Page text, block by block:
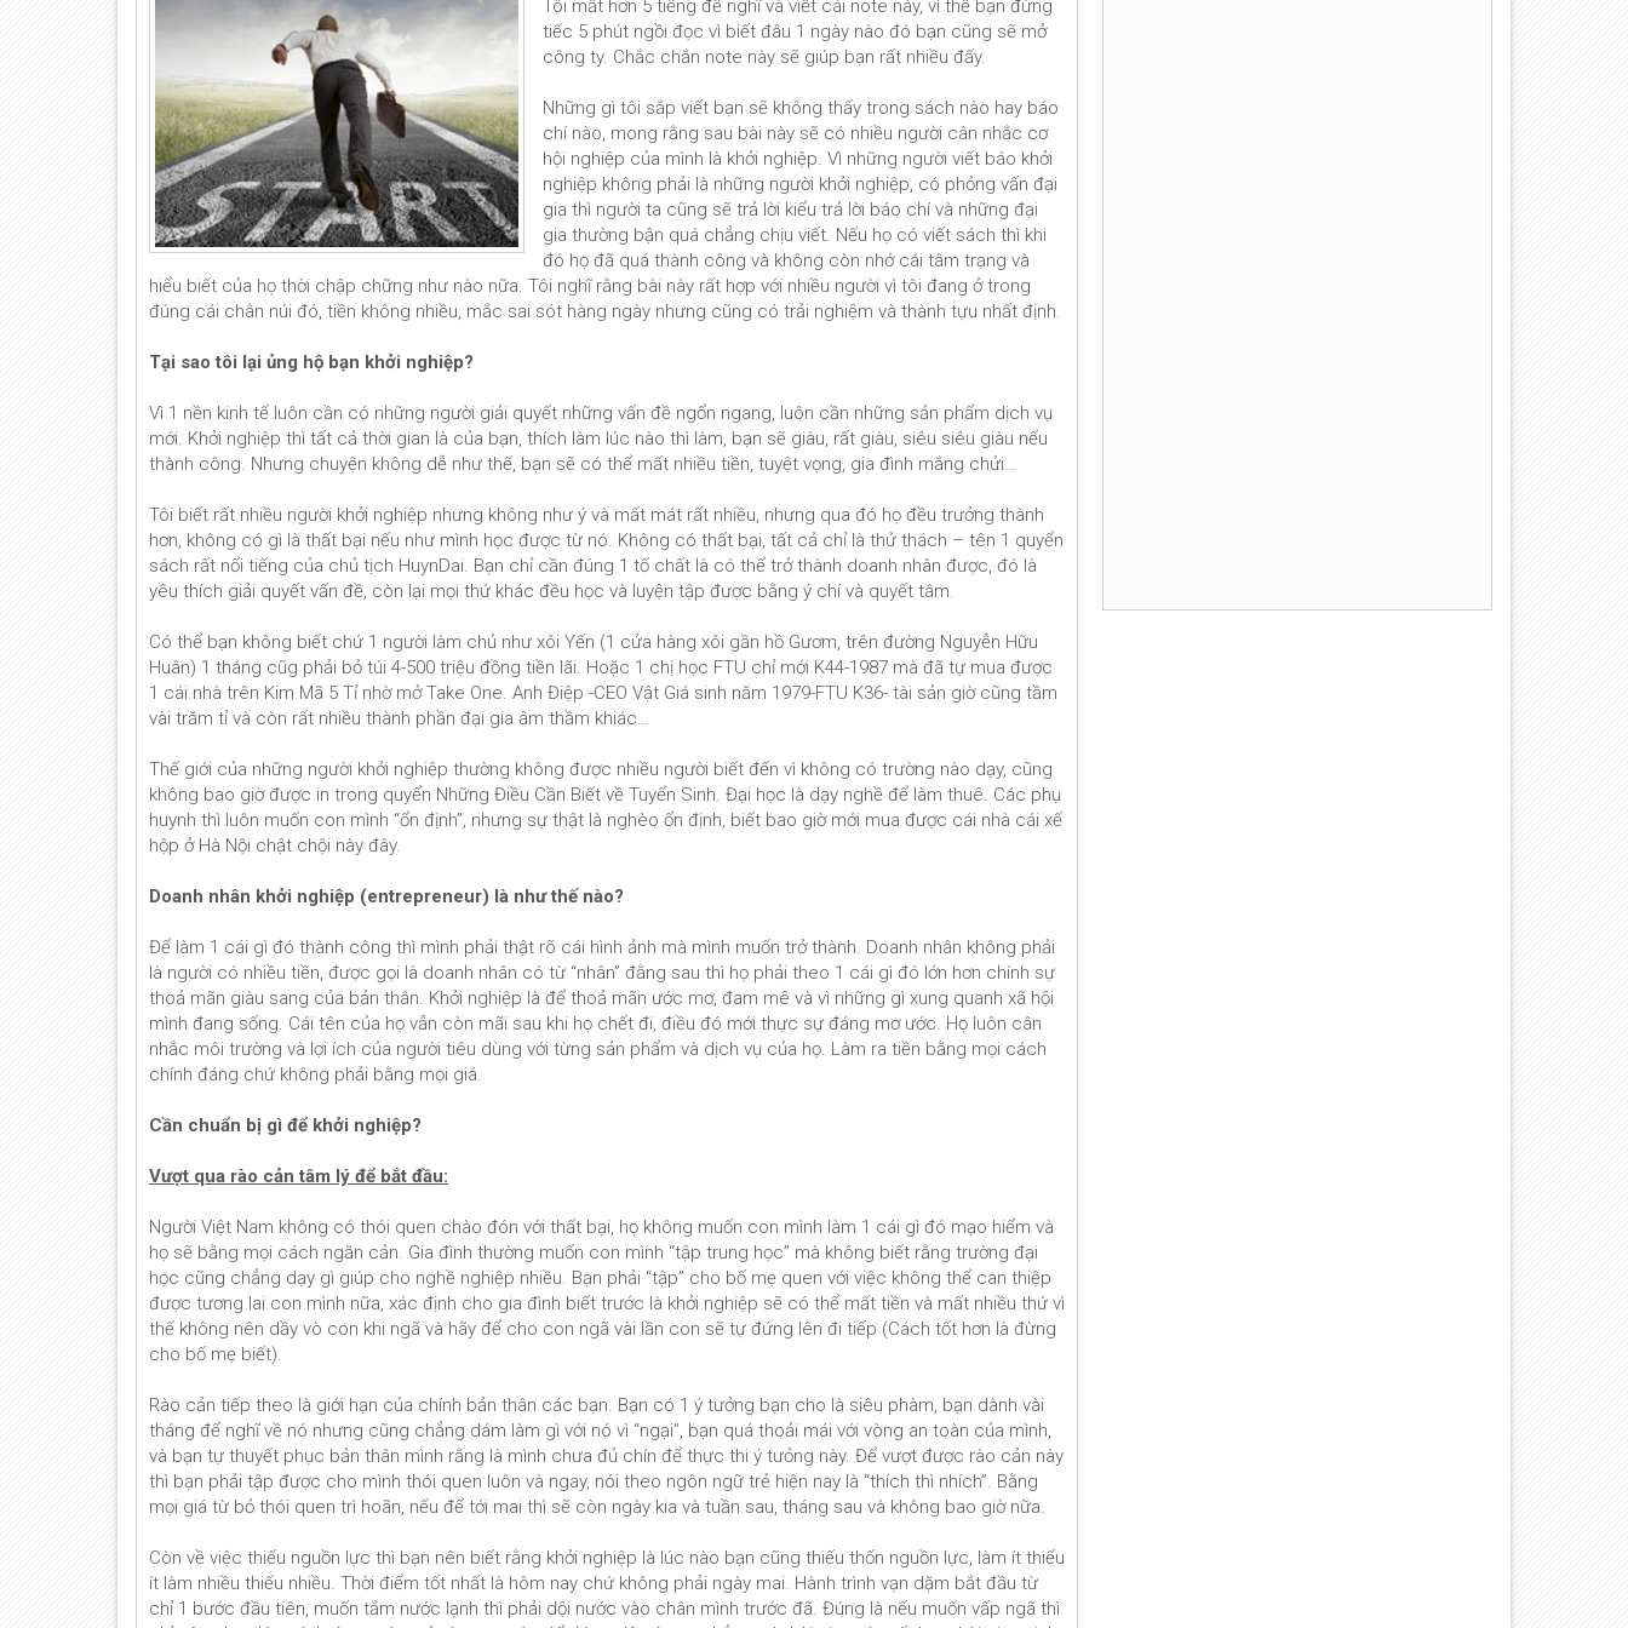
Tôi mất hơn 5 tiếng đề nghĩ và viết cái note này, vì thế bạn đừng
tiếc 5 phút ngồi đọc vì biết đâu 1 ngày nào đó bạn cũng sẽ mở
công ty. Chắc chắn note này sẽ giúp bạn rất nhiều đấy.
Những gì tôi sắp viết bạn sẽ không thấy trong sách nào hay báo
chí nào, mong rằng sau bài này sẽ có nhiều người cân nhắc cơ
hội nghiệp của mình là khởi nghiệp. Vì những người viết báo khởi
nghiệp không phải là những người khởi nghiệp, có phỏng vấn đại
gia thì người ta cũng sẽ trả lời kiểu trả lời báo chí và những đại
gia thường bận quá chẳng chịu viết. Nếu họ có viết sách thì khi
đó họ đã quá thành công và không còn nhớ cái tâm trạng và
hiểu biết của họ thời chập chững như nào nữa. Tôi nghĩ rằng bài này rất hợp với nhiều người vì tôi đang ở trong
đúng cái chân núi đó, tiền không nhiều, mắc sai sót hàng ngày nhưng cũng có trải nghiệm và thành tựu nhất định.
Tại sao tôi lại ủng hộ bạn khởi nghiệp?
Vì 1 nền kinh tế luôn cần có những người giải quyết những vấn đề ngổn ngang, luôn cần những sản phẩm dịch vụ
mới. Khởi nghiệp thì tất cả thời gian là của bạn, thích làm lúc nào thì làm, bạn sẽ giàu, rất giàu, siêu siêu giàu nếu
thành công. Nhưng chuyện không dễ như thế, bạn sẽ có thể mất nhiều tiền, tuyệt vọng, gia đình mắng chửi…
Tôi biết rất nhiều người khởi nghiệp nhưng không như ý và mất mát rất nhiều, nhưng qua đó họ đều trưởng thành
hơn, không có gì là thất bại nếu như mình học được từ nó. Không có thất bại, tất cả chỉ là thử thách – tên 1 quyển
sách rất nổi tiếng của chủ tịch HuynDai. Bạn chỉ cần đúng 1 tố chất là có thể trở thành doanh nhân được, đó là
yêu thích giải quyết vấn đề, còn lại mọi thứ khác đều học và luyện tập được bằng ý chí và quyết tâm.
Có thể bạn không biết chứ 1 người làm chủ như xôi Yến (1 cửa hàng xôi gần hồ Gươm, trên đường Nguyễn Hữu
Huân) 1 tháng cũg phải bỏ túi 4-500 triệu đồng tiền lãi. Hoặc 1 chị học FTU chỉ mới K44-1987 mà đã tự mua được
1 cái nhà trên Kim Mã 5 Tỉ nhờ mở Take One. Anh Điệp -CEO Vật Giá sinh năm 1979-FTU K36- tài sản giờ cũng tầm
vài trăm tỉ và còn rất nhiều thành phần đại gia âm thầm khiác…
Thế giới của những người khởi nghiệp thường không được nhiều người biết đến vì không có trường nào dạy, cũng
không bao giờ được in trong quyển Những Điều Cần Biết về Tuyển Sinh. Đại học là dạy nghề để làm thuê. Các phụ
huynh thì luôn muốn con mình “ổn định”, nhưng sự thật là nghèo ổn định, biết bao giờ mới mua được cái nhà cái xế
hộp ở Hà Nội chật chội này đây.
Doanh nhân khởi nghiệp (entrepreneur) là như thế nào?
Để làm 1 cái gì đó thành công thì mình phải thật rõ cái hình ảnh mà mình muốn trở thành. Doanh nhân không phải
là người có nhiều tiền, được gọi là doanh nhân có từ “nhân” đằng sau thì họ phải theo 1 cái gì đó lớn hơn chính sự
thoả mãn giàu sang của bản thân. Khởi nghiệp là để thoả mãn ước mơ, đam mê và vì những gì xung quanh xã hội
mình đang sống. Cái tên của họ vẫn còn mãi sau khi họ chết đi, điều đó mới thực sự đáng mơ ước. Họ luôn cân
nhắc môi trường và lợi ích của người tiêu dùng với từng sản phẩm và dịch vụ của họ. Làm ra tiền bằng mọi cách
chính đáng chứ không phải bằng mọi giá.
Cần chuẩn bị gì để khởi nghiệp?
Vượt qua rào cản tâm lý để bắt đầu:
Người Việt Nam không có thói quen chào đón với thất bại, họ không muốn con mình làm 1 cái gì đó mạo hiểm và
họ sẽ bằng mọi cách ngăn cản. Gia đình thường muốn con mình “tập trung học” mà không biết rằng trường đại
học cũng chẳng dạy gì giúp cho nghề nghiệp nhiều. Bạn phải “tập” cho bố mẹ quen với việc không thể can thiệp
được tương lai con mình nữa, xác định cho gia đình biết trước là khởi nghiệp sẽ có thể mất tiền và mất nhiều thứ vì
thế không nên dầy vò con khi ngã và hãy để cho con ngã vài lần con sẽ tự đứng lên đi tiếp (Cách tốt hơn là đừng
cho bố mẹ biết).
Rào cản tiếp theo là giới hạn của chính bản thân các bạn. Bạn có 1 ý tưởng bạn cho là siêu phàm, bạn dành vài
tháng để nghĩ về nó nhưng cũng chẳng dám làm gì với nó vì “ngại”, bạn quá thoải mái với vòng an toàn của mình,
và bạn tự thuyết phục bản thân mình rằng là mình chưa đủ chín để thực thi ý tưỏng này. Để vượt được rào cản này
thì bạn phải tập được cho mình thói quen luôn và ngay, nói theo ngôn ngữ trẻ hiện nay là “thích thì nhích”. Bằng
mọi giá từ bỏ thói quen trì hoãn, nếu để tới mai thì sẽ còn ngày kia và tuần sau, tháng sau và không bao giờ nữa.
Còn về việc thiếu nguồn lực thì bạn nên biết rằng khởi nghiệp là lúc nào bạn cũng thiếu thốn nguồn lực, làm ít thiếu
ít làm nhiều thiếu nhiều. Thời điểm tốt nhất là hôm nay chứ không phải ngày mai. Hành trình vạn dặm bắt đầu từ
chỉ 1 bước đầu tiên, muốn tắm nước lạnh thì phải dội nước vào chân mình trước đã. Đúng là nếu muốn vấp ngã thì